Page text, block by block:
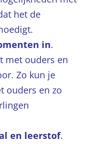
het de
in.
met ouders en
Zo kun je
ouders en zo
en leerstof.